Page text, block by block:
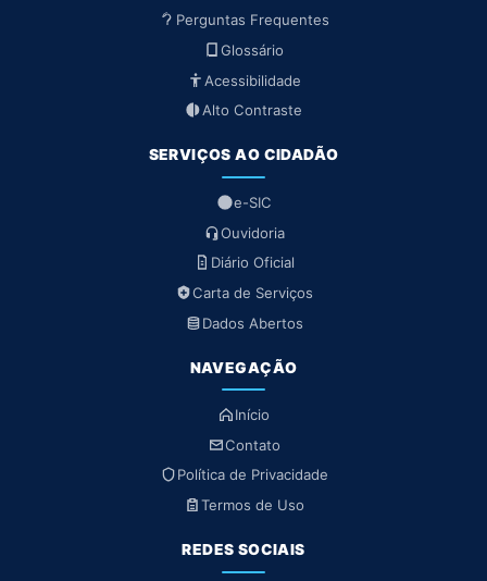
Perguntas Frequentes
Glossário
Acessibilidade
Alto Contraste
SERVIÇOS AO CIDADÃO
e-SIC
Ouvidoria
Diário Oficial
Carta de Serviços
Dados Abertos
NAVEGAÇÃO
Início
Contato
Política de Privacidade
Termos de Uso
REDES SOCIAIS